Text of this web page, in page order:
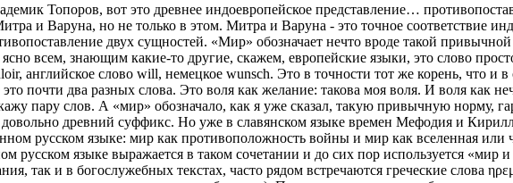
Топоров, вот это древнее индоевропейское представление…
и Варуна, но не только в этом. Митра и Варуна - это точное соответствие
двух сущностей. «Мир» обозначает нечто вроде такой
всем, знающим какие-то другие, скажем, европейские языки, это слово
английское слово will, немецкое wunsch. Это в точности тот же корень, что
почти два разных слова. Это воля как желание: такова моя воля. И воля как
пару слов. А «мир» обозначало, как я уже сказал, такую привычную норму,
древний суффикс. Но уже в славянском языке времен Мефодия и
русском языке: мир как противоположность войны и мир как вселенная
русском языке выражается в таком сочетании и до сих пор используется «мир
так и в богослужебных текстах, часто рядом встречаются греческие слова